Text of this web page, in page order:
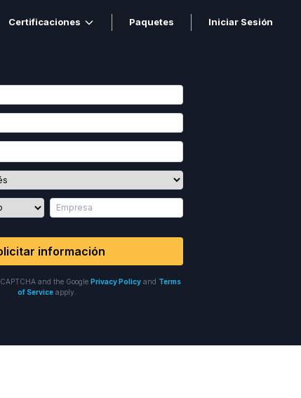
Certificaciones Paquetes Iniciar Sesión
información
and the Google Privacy Policy and Terms
of Service apply.